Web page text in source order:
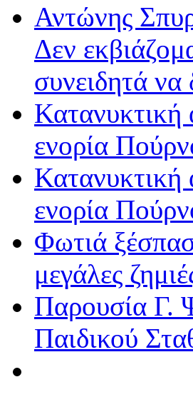
Αντώνης
Δεν
συνειδητά
Κατανυκτική
ενορία
Κατανυκτική
ενορία
Φωτιά
μεγάλες
Παρουσία Γ.
Παιδικού